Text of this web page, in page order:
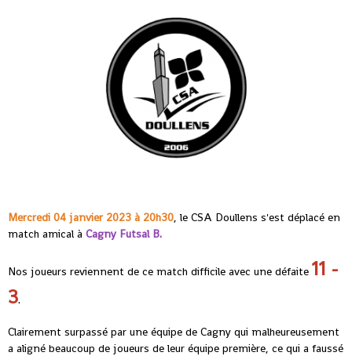
Mercredi 04 janvier 2023 à 20h30, le CSA Doullens s'est déplacé en
match amical à Cagny Futsal B.
Nos joueurs reviennent de ce match difficile avec une défaite 11 -
3.
Clairement surpassé par une équipe de Cagny qui malheureusement
a aligné beaucoup de joueurs de leur équipe première, ce qui a faussé